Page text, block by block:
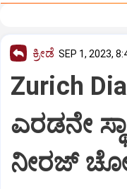
ಕ್ರೀಡೆ SEP 1, 2023,
Zurich
ಎರಡನೇ
ನೀರಜ್